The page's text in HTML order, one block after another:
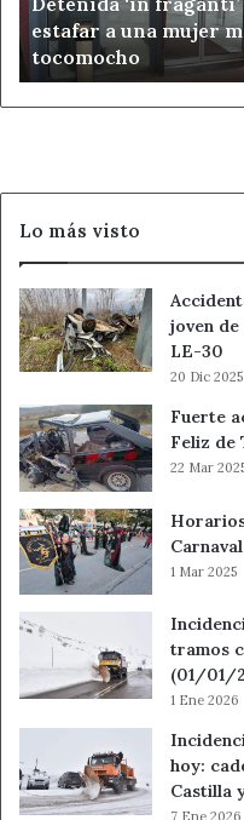
estafar
una
mujer
mayor
tocomocho
estafar a una mujer
tocomocho
Lo más visto
joven de
LE-30
20 Dic 2025
Fuerte
Feliz de
22 Mar
1 Mar 2025
tramos
(01/01/
1 Ene 2026
hoy:
Castilla